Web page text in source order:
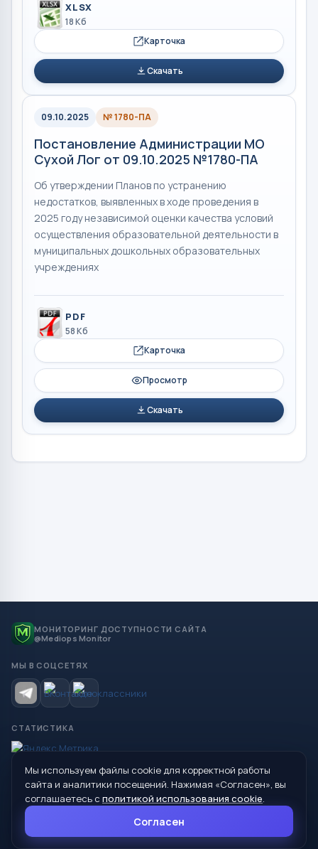
XLSX
18 Кб
Карточка
Скачать
09.10.2025 № 1780-ПА
Постановление Администрации МО
Сухой Лог от 09.10.2025 №1780-ПА
Об утверждении Планов по устранению
недостатков, выявленных в ходе проведения в
2025 году независимой оценки качества условий
осуществления образовательной деятельности в
муниципальных дошкольных образовательных
учреждениях
PDF
58 Кб
Карточка
Просмотр
Скачать
МОНИТОРИНГ ДОСТУПНОСТИ САЙТА
@Mediops Monitor
МЫ В СОЦСЕТЯХ
СТАТИСТИКА
© 2026 Управление образования Администрации МО
Сухой Лог
624800, Свердловская область, г. Сухой Лог, ул. Кирова, дом 7
8 (34373) 4-33-85
Мы используем файлы cookie для корректной работы
сайта и аналитики посещений. Нажимая «Согласен», вы
соглашаетесь с политикой использования cookie.
Согласен